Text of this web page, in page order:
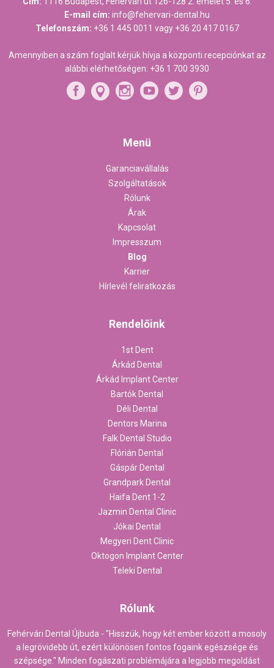
E-mail cím: info@fehervari-dental.hu
Telefonszám: +36 1 445 0011 vagy +36 20 417 0167
Amennyiben a szám foglalt kérjük hívja a központi recepciónkat az
alábbi elérhetőségen: +36 1 700 3930
Menü
Garanciavállalás
Szolgáltatások
Rólunk
Árak
Kapcsolat
Impresszum
Blog
Karrier
Hírlevél feliratkozás
Rendelőink
1st Dent
Árkád Dental
Árkád Implant Center
Bartók Dental
Déli Dental
Dentors Marina
Falk Dental Studio
Flórián Dental
Gáspár Dental
Grandpark Dental
Haifa Dent 1-2
Jazmin Dental Clinic
Jókai Dental
Megyeri Dent Clinic
Oktogon Implant Center
Teleki Dental
Rólunk
Fehérvári Dental Újbuda - "Hisszük, hogy két ember között a mosoly
a legrövidebb út, ezért különösen fontos fogaink egészsége és
szépsége." Minden fogászati problémájára a legjobb megoldást